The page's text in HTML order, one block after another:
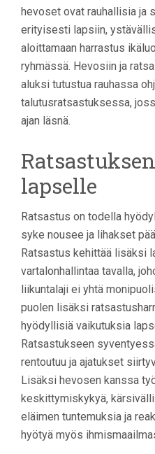
hevoset ovat rauhallisia ja
erityisesti lapsiin,
aloittamaan harrastus
ryhmässä. Hevosiin ja
aluksi tutustua rauhassa
talutusratsastuksessa,
ajan läsnä.
lapselle
Ratsastus on todella
syke nousee ja lihakset
Ratsastus kehittää lisäksi
vartalonhallintaa tavalla,
liikuntalaji ei yhtä
puolen lisäksi
hyödyllisiä vaikutuksia
Ratsastukseen
rentoutuu ja ajatukset
Lisäksi hevosen kanssa
keskittymiskykyä,
eläimen tuntemuksia ja
hyötyä myös